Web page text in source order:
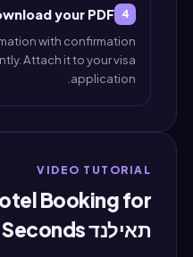
4
your PDF
with confirmation
Attach it to your visa
application.
VIDEO TUTORIAL
Booking for
תאילנד Visa in 30 Seconds